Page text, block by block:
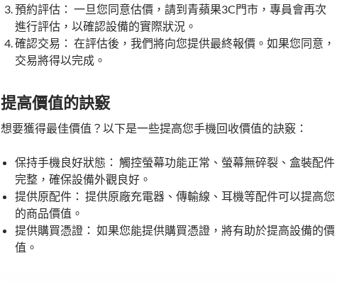
預約評估： 一旦您同意估價，請到青蘋果3C門市，專員會再次
進行評估，以確認設備的實際狀況。
確認交易： 在評估後，我們將向您提供最終報價。如果您同意，
交易將得以完成。
提高價值的訣竅
想要獲得最佳價值？以下是一些提高您手機回收價值的訣竅：
保持手機良好狀態： 觸控螢幕功能正常、螢幕無碎裂、盒裝配件
完整，確保設備外觀良好。
提供原配件： 提供原廠充電器、傳輸線、耳機等配件可以提高您
的商品價值。
提供購買憑證： 如果您能提供購買憑證，將有助於提高設備的價
值。